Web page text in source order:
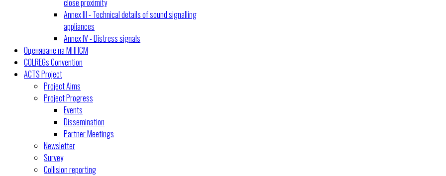
close proximity
Annex III - Technical details of sound signalling
appliances
Annex IV - Distress signals
Оценяване на МППСМ
COLREGs Convention
ACTS Project
Project Aims
Project Progress
Events
Dissemination
Partner Meetings
Newsletter
Survey
Collision reporting